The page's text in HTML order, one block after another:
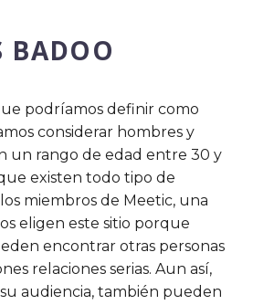
BADOO
podríamos definir como
considerar hombres y
un rango de edad entre 30 y
existen todo tipo de
miembros de Meetic, una
eligen este sitio porque
encontrar otras personas
relaciones serias. Aun así,
audiencia, también pueden